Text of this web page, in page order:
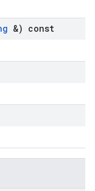
&) const